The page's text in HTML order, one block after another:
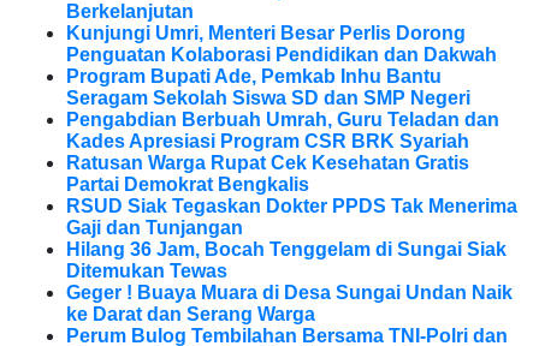
Berkelanjutan
Kunjungi Umri, Menteri Besar Perlis Dorong
Penguatan Kolaborasi Pendidikan dan Dakwah
Program Bupati Ade, Pemkab Inhu Bantu
Seragam Sekolah Siswa SD dan SMP Negeri
Pengabdian Berbuah Umrah, Guru Teladan dan
Kades Apresiasi Program CSR BRK Syariah
Ratusan Warga Rupat Cek Kesehatan Gratis
Partai Demokrat Bengkalis
RSUD Siak Tegaskan Dokter PPDS Tak Menerima
Gaji dan Tunjangan
Hilang 36 Jam, Bocah Tenggelam di Sungai Siak
Ditemukan Tewas
Geger ! Buaya Muara di Desa Sungai Undan Naik
ke Darat dan Serang Warga
Perum Bulog Tembilahan Bersama TNI-Polri dan